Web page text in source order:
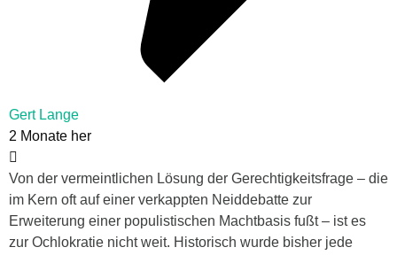
Gert Lange
2 Monate her
Von der vermeintlichen Lösung der Gerechtigkeitsfrage – die
im Kern oft auf einer verkappten Neiddebatte zur
Erweiterung einer populistischen Machtbasis fußt – ist es
zur Ochlokratie nicht weit. Historisch wurde bisher jede